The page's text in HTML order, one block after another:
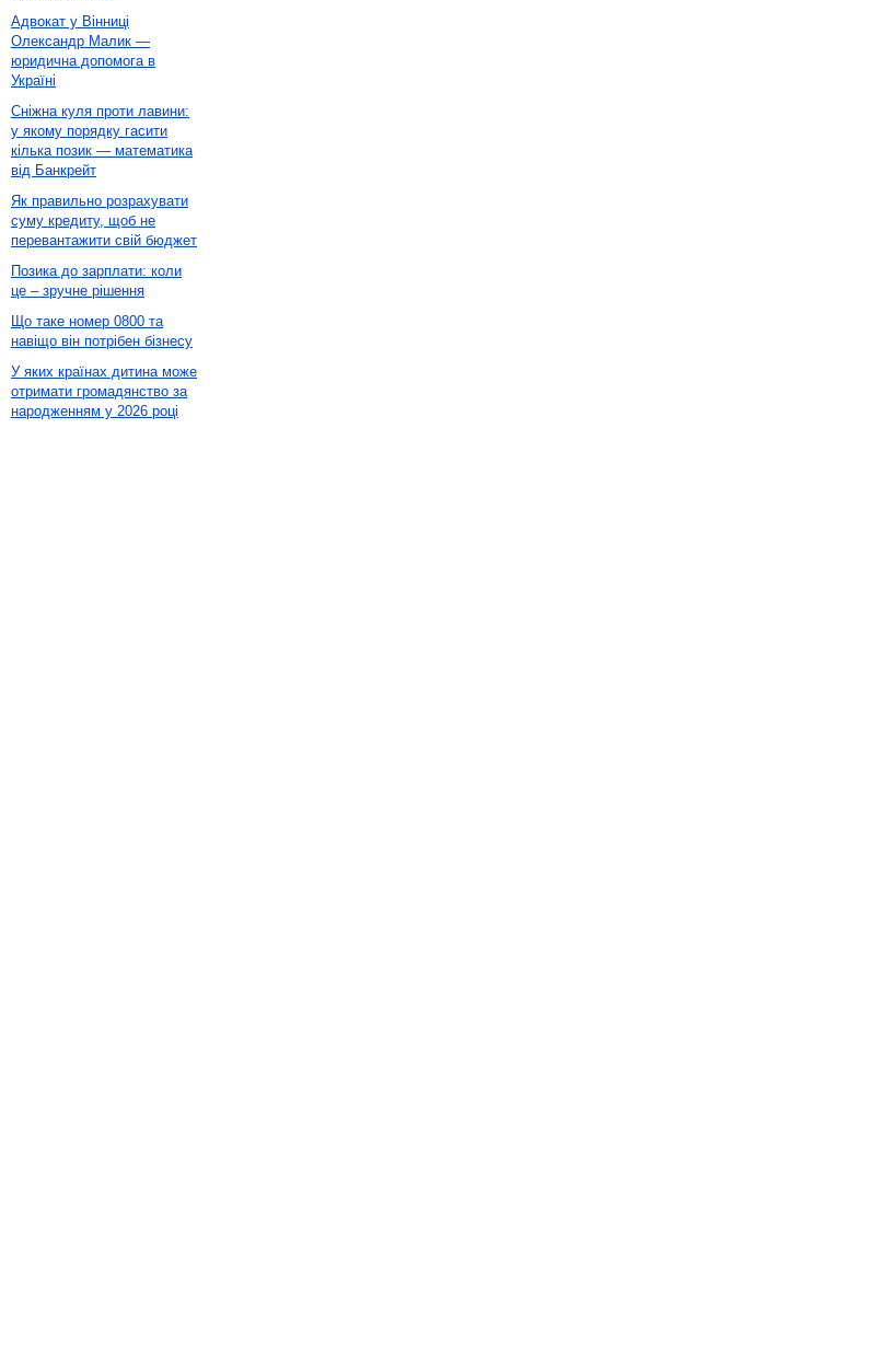
Адвокат у Вінниці
Олександр Малик —
юридична допомога в
Україні
Сніжна куля проти лавини:
у якому порядку гасити
кілька позик — математика
від Банкрейт
Як правильно розрахувати
суму кредиту, щоб не
перевантажити свій бюджет
Позика до зарплати: коли
це – зручне рішення
Що таке номер 0800 та
навіщо він потрібен бізнесу
У яких країнах дитина може
отримати громадянство за
народженням у 2026 році